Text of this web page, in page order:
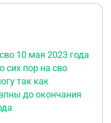
регистрацию
мне теперь делать.
арестованы,буду
потом вручную.и
И прочее. Мне
Или это
делать?
не пошел -
складе Вопросы
даьше. Сколько это
не возьмутся ли
10 мая 2023 года
сих пор на сво
так как
до окончания